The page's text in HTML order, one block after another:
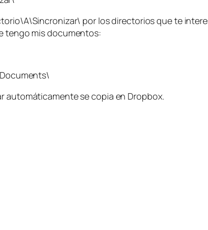
por los directorios que te
tengo mis documentos:
automáticamente se copia en Dropbox.